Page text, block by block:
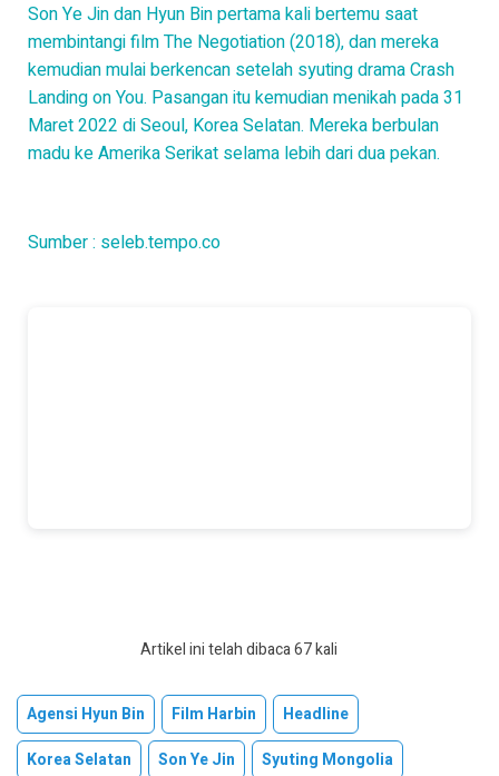
Son Ye Jin dan Hyun Bin pertama kali bertemu saat
membintangi film The Negotiation (2018), dan mereka
kemudian mulai berkencan setelah syuting drama Crash
Landing on You. Pasangan itu kemudian menikah pada 31
Maret 2022 di Seoul, Korea Selatan. Mereka berbulan
madu ke Amerika Serikat selama lebih dari dua pekan.
Sumber : seleb.tempo.co
Artikel ini telah dibaca 67 kali
Agensi Hyun Bin Film Harbin
Headline
Korea Selatan
Son Ye Jin Syuting Mongolia